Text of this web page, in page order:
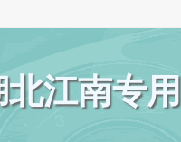
北江南专